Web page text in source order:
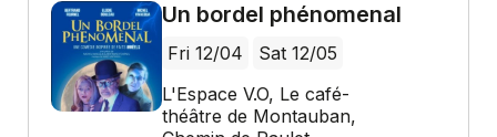
Un bordel phénomenal
Fri 12/04
Sat 12/05
L'Espace V.O, Le café-
théâtre de Montauban,